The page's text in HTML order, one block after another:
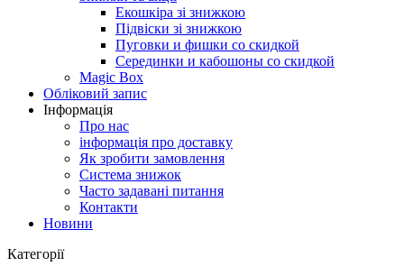
Екошкіра зі знижкою
Підвіски зі знижкою
Пуговки и фишки со скидкой
Серединки и кабошоны со скидкой
Magic Box
Обліковий запис
Інформація
Про нас
інформація про доставку
Як зробити замовлення
Система знижок
Часто задавані питання
Контакти
Новини
Категорії